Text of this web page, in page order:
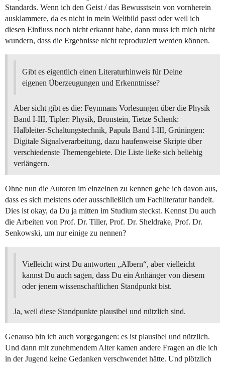
Standards. Wenn ich den Geist / das Bewusstsein von vornherein
ausklammere, da es nicht in mein Weltbild passt oder weil ich
diesen Einfluss noch nicht erkannt habe, dann muss ich mich nicht
wundern, dass die Ergebnisse nicht reproduziert werden können.
Gibt es eigentlich einen Literaturhinweis für Deine
eigenen Überzeugungen und Erkenntnisse?
Aber sicht gibt es die: Feynmans Vorlesungen über die Physik
Band I-III, Tipler: Physik, Bronstein, Tietze Schenk:
Halbleiter-Schaltungstechnik, Papula Band I-III, Grüningen:
Digitale Signalverarbeitung, dazu haufenweise Skripte über
verschiedenste Themengebiete. Die Liste ließe sich beliebig
verlängern.
Ohne nun die Autoren im einzelnen zu kennen gehe ich davon aus,
dass es sich meistens oder ausschließlich um Fachliteratur handelt.
Dies ist okay, da Du ja mitten im Studium steckst. Kennst Du auch
die Arbeiten von Prof. Dr. Tiller, Prof. Dr. Sheldrake, Prof. Dr.
Senkowski, um nur einige zu nennen?
Vielleicht wirst Du antworten „Albern“, aber vielleicht
kannst Du auch sagen, dass Du ein Anhänger von diesem
oder jenem wissenschaftlichen Standpunkt bist.
Ja, weil diese Standpunkte plausibel und nützlich sind.
Genauso bin ich auch vorgegangen: es ist plausibel und nützlich.
Und dann mit zunehmendem Alter kamen andere Fragen an die ich
in der Jugend keine Gedanken verschwendet hätte. Und plötzlich